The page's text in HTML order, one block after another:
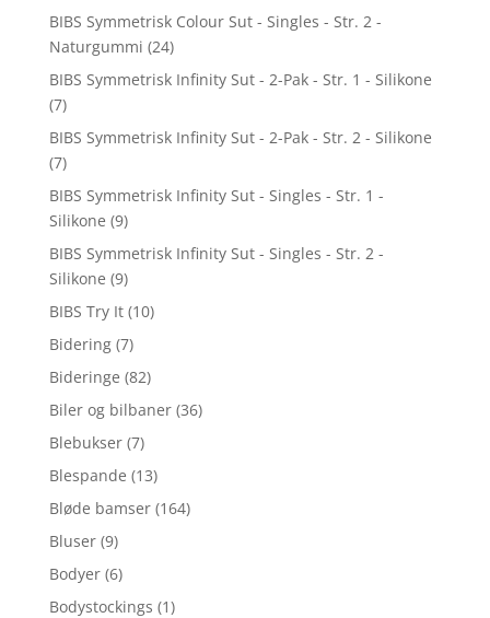
BIBS Symmetrisk Colour Sut - Singles - Str. 2 -
Naturgummi (24)
BIBS Symmetrisk Infinity Sut - 2-Pak - Str. 1 - Silikone
(7)
BIBS Symmetrisk Infinity Sut - 2-Pak - Str. 2 - Silikone
(7)
BIBS Symmetrisk Infinity Sut - Singles - Str. 1 -
Silikone (9)
BIBS Symmetrisk Infinity Sut - Singles - Str. 2 -
Silikone (9)
BIBS Try It (10)
Bidering (7)
Bideringe (82)
Biler og bilbaner (36)
Blebukser (7)
Blespande (13)
Bløde bamser (164)
Bluser (9)
Bodyer (6)
Bodystockings (1)